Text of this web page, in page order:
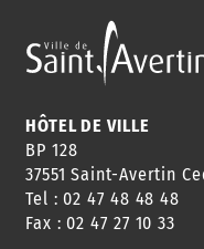
HÔTEL DE VILLE
BP 128
37551 Saint-Avertin
Tel : 02 47 48 48 48
Fax : 02 47 27 10 33